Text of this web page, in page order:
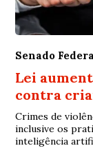
Senado
Lei
contra
Crimes de
inclusive os
inteligência